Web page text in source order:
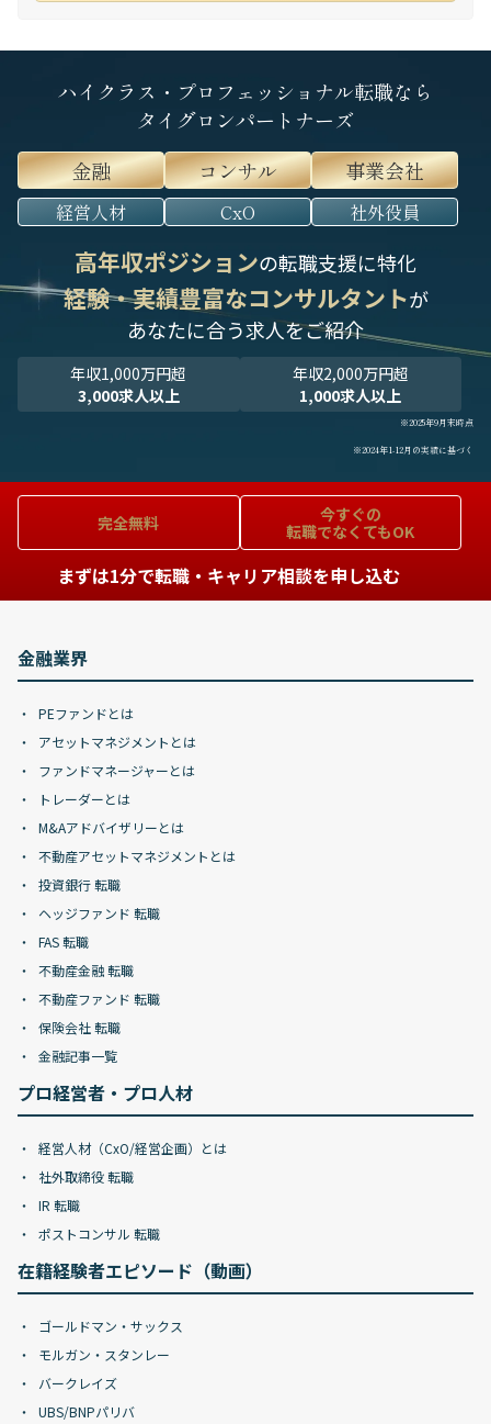
ハイクラス・プロフェッショナル転職なら
タイグロンパートナーズ
金融
コンサル 事業会社
経営人材 CxO 社外役員
高年収ポジションの転職支援に特化
経験・実績豊富なコンサルタントが
あなたに合う求人をご紹介
年収1,000万円超
3,000求人以上
年収2,000万円超
1,000求人以上
※2025年9月末時点
※2024年1-12月の実績に基づく
完全無料
今すぐの
転職でなくてもOK
まずは1分で転職・キャリア相談を申し込む
金融業界
PEファンドとは
アセットマネジメントとは
ファンドマネージャーとは
トレーダーとは
M&Aアドバイザリーとは
不動産アセットマネジメントとは
投資銀行 転職
ヘッジファンド 転職
FAS 転職
不動産金融 転職
不動産ファンド 転職
保険会社 転職
金融記事一覧
プロ経営者・プロ人材
経営人材（CxO/経営企画）とは
社外取締役 転職
IR 転職
ポストコンサル 転職
在籍経験者エピソード（動画）
ゴールドマン・サックス
モルガン・スタンレー
バークレイズ
UBS/BNPパリバ